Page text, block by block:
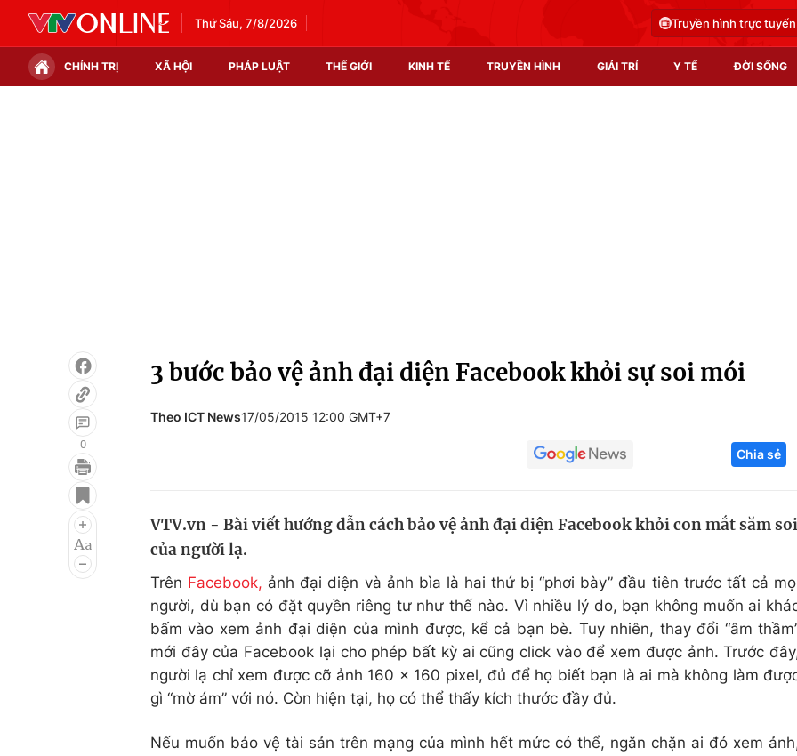
Thứ Sáu, 7/8/2026 Truyền hình trực tuyến
CHÍNH TRỊ XÃ HỘI PHÁP LUẬT THẾ GIỚI KINH TẾ TRUYỀN HÌNH GIẢI TRÍ Y TẾ ĐỜI SỐNG
Infographic
Điện ảnh
Âm nhạc
Du lịch
Chất lượng cuộc sống
Tuyển sinh
Hitech Công
Thị trường
Tư vấn
0
3 bước bảo vệ ảnh đại diện Facebook khỏi sự soi mói
Theo ICT News17/05/2015 12:00 GMT+7
Chia sẻ
VTV.vn - Bài viết hướng dẫn cách bảo vệ ảnh đại diện Facebook khỏi con mắt săm soi
của người lạ.
Trên Facebook, ảnh đại diện và ảnh bìa là hai thứ bị “phơi bày” đầu tiên trước tất cả
người, dù bạn có đặt quyền riêng tư như thế nào. Vì nhiều lý do, bạn không muốn ai
bấm vào xem ảnh đại diện của mình được, kể cả bạn bè. Tuy nhiên, thay đổi “âm
mới đây của Facebook lại cho phép bất kỳ ai cũng click vào để xem được ảnh. Trước
người lạ chỉ xem được cỡ ảnh 160 x 160 pixel, đủ để họ biết bạn là ai mà không làm
gì “mờ ám” với nó. Còn hiện tại, họ có thể thấy kích thước đầy đủ.
Nếu muốn bảo vệ tài sản trên mạng của mình hết mức có thể, ngăn chặn ai đó xem